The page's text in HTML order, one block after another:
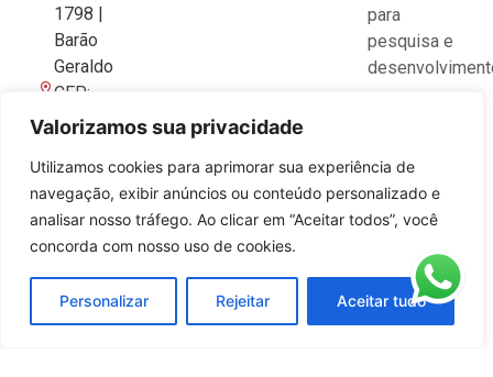
Valorizamos sua privacidade
Utilizamos cookies para aprimorar sua experiência de
navegação, exibir anúncios ou conteúdo personalizado e
analisar nosso tráfego. Ao clicar em “Aceitar todos”, você
concorda com nosso uso de cookies.
Personalizar Rejeitar Aceitar tudo
1798 |
Barão
Geraldo
CEP:
13084-
Campinas-
SP
para
pesquisa e